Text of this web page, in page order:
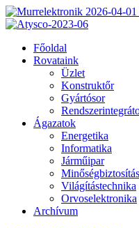
Főoldal
Rovataink
Üzlet
Konstruktőr
Gyártósor
Ágazatok
Energetika
Informatika
Járműipar
Minőségbiztosítás
Világítástechnika
Orvoselektronika
Archívum